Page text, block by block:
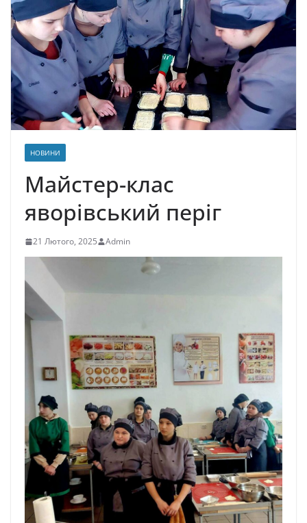
НОВИНИ
Майстер-клас
яворівський періг
21 Лютого, 2025 Admin